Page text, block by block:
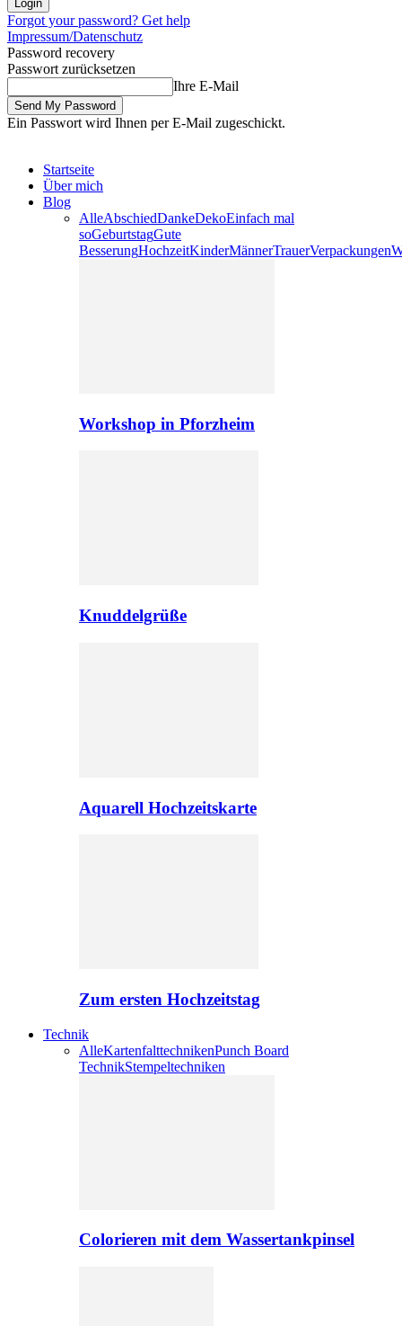
Forgot your password? Get help
Impressum/Datenschutz
Password recovery
Passwort zurücksetzen
Ihre E-Mail
Ein Passwort wird Ihnen per E-Mail zugeschickt.
Startseite
Über mich
Blog
AlleAbschiedDankeDekoEinfach mal
soGeburtstagGute
BesserungHochzeitKinderMännerTrauerVerpackungen
Workshop in Pforzheim
Knuddelgrüße
Aquarell Hochzeitskarte
Zum ersten Hochzeitstag
Technik
AlleKartenfalttechnikenPunch Board
TechnikStempeltechniken
Colorieren mit dem Wassertankpinsel